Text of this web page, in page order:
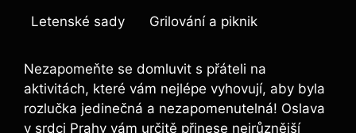
Letenské sady Grilování a ‌piknik
Nezapomeňte se domluvit s přáteli na
aktivitách, které vám⁢ nejlépe vyhovují, aby byla⁣
rozlučka jedinečná a nezapomenutelná! Oslava
v srdci Prahy vám určitě přinese nejrůznější